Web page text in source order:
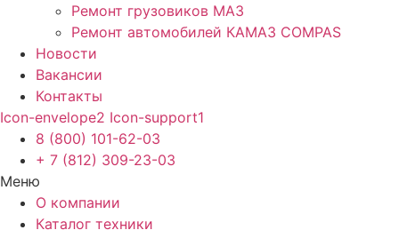
Ремонт грузовиков МАЗ
Ремонт автомобилей КАМАЗ COMPAS
Новости
Вакансии
Контакты
Icon-envelope2 Icon-support1
8 (800) 101-62-03
+ 7 (812) 309-23-03
Меню
О компании
Каталог техники